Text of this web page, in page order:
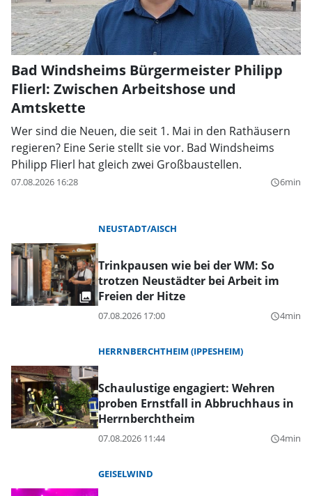
Bad Windsheims Bürgermeister Philipp
Flierl: Zwischen Arbeitshose und
Amtskette
Wer sind die Neuen, die seit 1. Mai in den Rathäusern
regieren? Eine Serie stellt sie vor. Bad Windsheims
Philipp Flierl hat gleich zwei Großbaustellen.
07.08.2026 16:28 query_builder6min
NEUSTADT/AISCH
Trinkpausen wie bei der WM: So
trotzen Neustädter bei Arbeit im
Freien der Hitze
07.08.2026 17:00 query_builder4min
HERRNBERCHTHEIM (IPPESHEIM)
Schaulustige engagiert: Wehren
proben Ernstfall in Abbruchhaus in
Herrnberchtheim
07.08.2026 11:44 query_builder4min
GEISELWIND